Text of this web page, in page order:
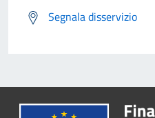
Segnala disservizio